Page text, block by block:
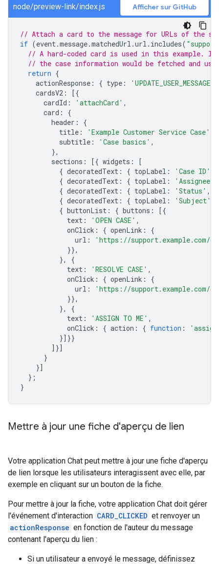
node/preview-link/index.js Afficher sur GitHub
// Attach a card to the message for URLs of the
if (event .message.matchedUrl .url . includes(
// A hard-coded card is used in this example.
// the case information would be fetched and
return {
actionResponse : { type :
cardsV2 :
[{
cardId : 'attachCard' ,
card :
{
header :
{
title : 'Example Customer Service Case'
subtitle : 'Case basics' ,
},
sections : [{ widgets :
[
{ decoratedText : { topLabel : 'Case ID'
{ decoratedText : { topLabel : 'Assignee'
{ decoratedText : { topLabel : 'Status' ,
{ decoratedText : { topLabel : 'Subject'
{ buttonList : { buttons :
[{
text : 'OPEN CASE' ,
onClick : { openLink :
{
url :
'https://support.example.com/
}},
},
{
text : 'RESOLVE CASE' ,
onClick : { openLink :
{
url :
'https://support.example.com/
}},
},
{
text : 'ASSIGN TO ME' ,
onClick : { action : { function :
}]}}
]}]
}
}]
};
}
Mettre à jour une fiche d'aperçu de lien
Votre application Chat peut mettre à jour une fiche d'aperçu
de lien lorsque les utilisateurs interagissent avec elle, par
exemple en cliquant sur un bouton de la fiche.
Pour mettre à jour la fiche, votre application Chat doit gérer
l'événement d'interaction CARD_CLICKED et renvoyer un
actionResponse en fonction de l'auteur du message
contenant l'aperçu du lien :
Si un utilisateur a envoyé le message, définissez